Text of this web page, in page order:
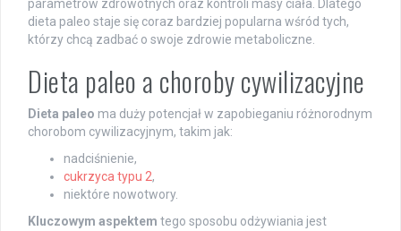
parametrów zdrowotnych oraz kontroli masy ciała. Dlatego
dieta paleo staje się coraz bardziej popularna wśród tych,
którzy chcą zadbać o swoje zdrowie metaboliczne.
Dieta paleo a choroby cywilizacyjne
Dieta paleo ma duży potencjał w zapobieganiu różnorodnym
chorobom cywilizacyjnym, takim jak:
nadciśnienie,
cukrzyca typu 2,
niektóre nowotwory.
Kluczowym aspektem tego sposobu odżywiania jest